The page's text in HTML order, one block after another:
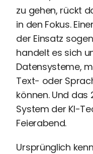
zu gehen, rückt
in den Fokus.
der Einsatz
handelt es sich
Datensysteme,
Text- oder
können. Und
System der KI-
Feierabend.
Ursprünglich